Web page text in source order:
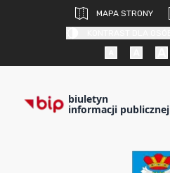
MAPA STRONY
biuletyn
informacji publicznej